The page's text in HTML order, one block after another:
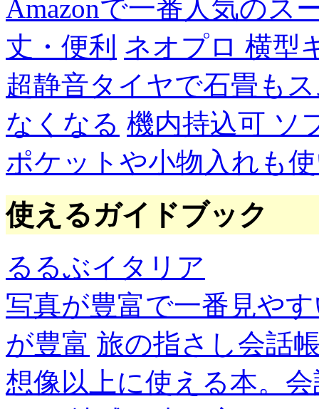
Amazonで一番人気のス
丈・便利 ネオプロ 横型
超静音タイヤで石畳も
なくなる 機内持込可 ソ
ポケットや小物入れも
使えるガイドブック
るるぶイタリア
写真が豊富で一番見や
が豊富 旅の指さし会話
想像以上に使える本。